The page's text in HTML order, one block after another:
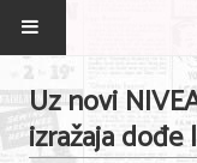
POČETNA
Posao
Uz novi
izražaja dođe